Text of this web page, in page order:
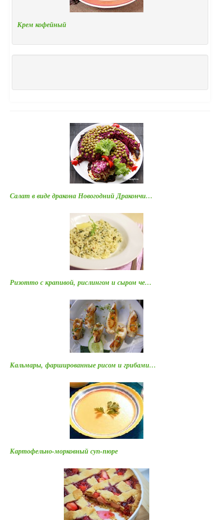
Крем кофейный
Салат в виде дракона Новогодний Дракончи…
Ризотто с крапивой, рислингом и сыром че…
Кальмары, фаршированные рисом и грибами…
Картофельно-морковный суп-пюре